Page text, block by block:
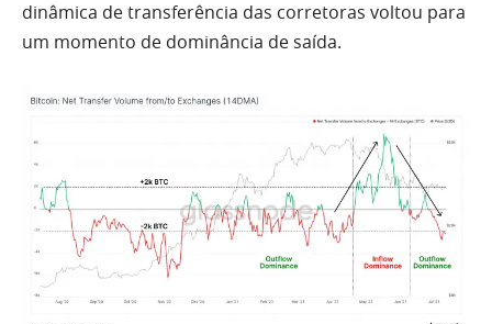
dinâmica de transferência das corretoras voltou para
um momento de dominância de saída.